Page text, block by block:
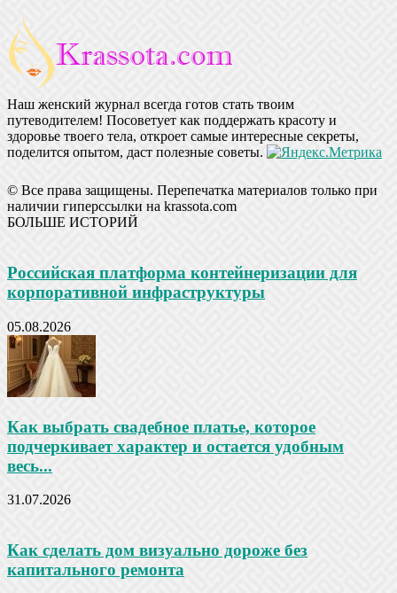
Наш женский журнал всегда готов стать твоим
путеводителем! Посоветует как поддержать красоту и
здоровье твоего тела, откроет самые интересные секреты,
поделится опытом, даст полезные советы.
© Все права защищены. Перепечатка материалов только при
наличии гиперссылки на krassota.com
БОЛЬШЕ ИСТОРИЙ
Российская платформа контейнеризации для
корпоративной инфраструктуры
05.08.2026
Как выбрать свадебное платье, которое
подчеркивает характер и остается удобным
весь...
31.07.2026
Как сделать дом визуально дороже без
капитального ремонта